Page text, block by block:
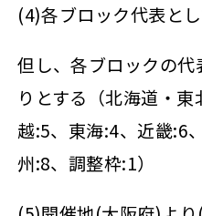
(4)各ブロック代表と
但し、各ブロックの
りとする（北海道・
越:5、東海:4、近畿:6
州:8、調整枠:1）